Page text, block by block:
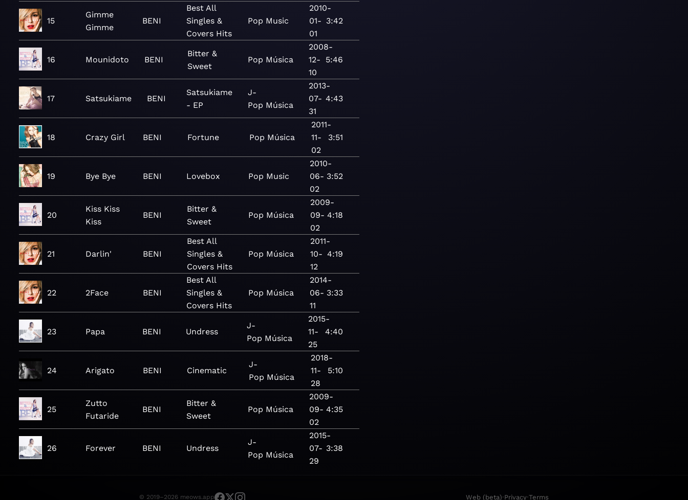
15
Gimme
Gimme
BENI
Best All
Singles &
Covers Hits
Pop Music
2010-
01-
01
3:42
16 Mounidoto BENI
Bitter &
Sweet
Pop Música
2008-
12-
10
5:46
17 Satsukiame BENI
Satsukiame
- EP
J-
Pop Música
2013-
07-
31
4:43
18 Crazy Girl BENI Fortune Pop Música
2011-
11-
02
3:51
19 Bye Bye BENI Lovebox Pop Music
2010-
06-
02
3:52
20
Kiss Kiss
Kiss
BENI
Bitter &
Sweet
Pop Música
2009-
09-
02
4:18
21 Darlin' BENI
Best All
Singles &
Covers Hits
Pop Música
2011-
10-
12
4:19
22 2Face BENI
Best All
Singles &
Covers Hits
Pop Música
2014-
06-
11
3:33
23 Papa BENI Undress
J-
Pop Música
2015-
11-
25
4:40
24 Arigato BENI Cinematic
J-
Pop Música
2018-
11-
28
5:10
25
Zutto
Futaride
BENI
Bitter &
Sweet
Pop Música
2009-
09-
02
4:35
26 Forever BENI Undress
J-
Pop Música
2015-
07-
29
3:38
© 2019–2026 meows.app Web (beta)·Privacy·Terms